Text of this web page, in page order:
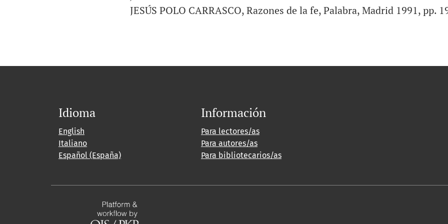
JESÚS POLO CARRASCO, Razones de la fe, Palabra, Madrid 1991, pp.
Idioma
English
Italiano
Español (España)
Información
Para lectores/as
Para autores/as
Para bibliotecarios/as